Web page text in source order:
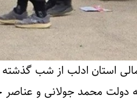
استان ادلب از شب گذشته
دولت محمد جولانی و